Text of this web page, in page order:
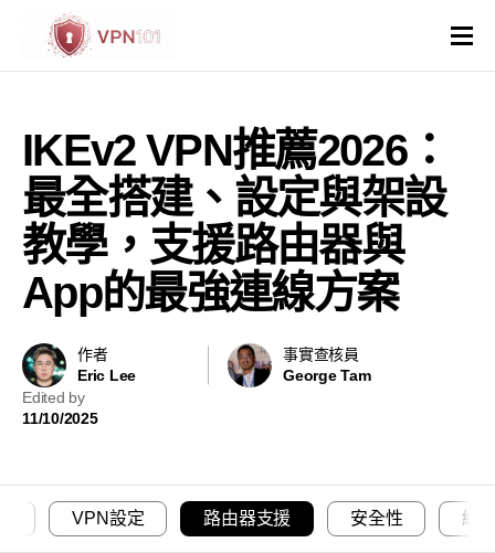
VPN比較
VPN解鎖網站
VPN操作系統和裝置
國家與地區
其他
IKEv2 VPN推薦2026：
最全搭建、設定與架設
教學，支援路由器與
App的最強連線方案
作者
Eric Lee
事實查核員
George Tam
Edited by
11/10/2025
VPN設定 路由器支援 安全性 總